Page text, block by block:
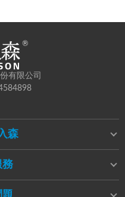
有限公司
森
務